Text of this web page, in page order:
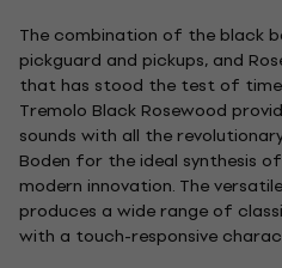
The combination of the black
pickguard and pickups, and
that has stood the test of time.
Tremolo Black Rosewood
sounds with all the
Boden for the ideal synthesis
modern innovation. The
produces a wide range of
with a touch-responsive